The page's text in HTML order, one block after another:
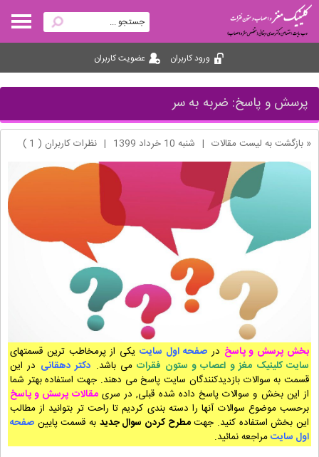
ورود کاربران عضویت کاربران
پرسش و پاسخ: ضربه به سر
« بازگشت به لیست مقالات | شنبه 10 خرداد 1399 | نظرات کاربران ( 1 )
بخش پرسش و پاسخ درصفحه اول سایتیکی از پرمخاطب ترین قسمتهای
سایت کلینیک مغز و اعصاب و ستون فقراتمی باشد. دکتر دهقانی در این
قسمت به سوالات بازدیدکنندگان سایت پاسخ می دهند. جهت استفاده بهتر شما
از این بخش و سوالات پاسخ داده شده قبلی, در سریمقالات پرسش و پاسخ
برحسب موضوع سوالات آنها را دسته بندی کردیم تا راحت تر بتوانید از مطالب
این بخش استفاده کنید. جهتمطرح کردن سوال جدید به قسمت پایین صفحه
اول سایتمراجعه نمائید.